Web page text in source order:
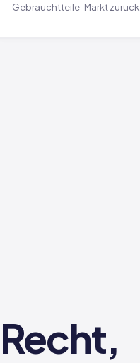
Gebrauchtteile-Markt zurück.